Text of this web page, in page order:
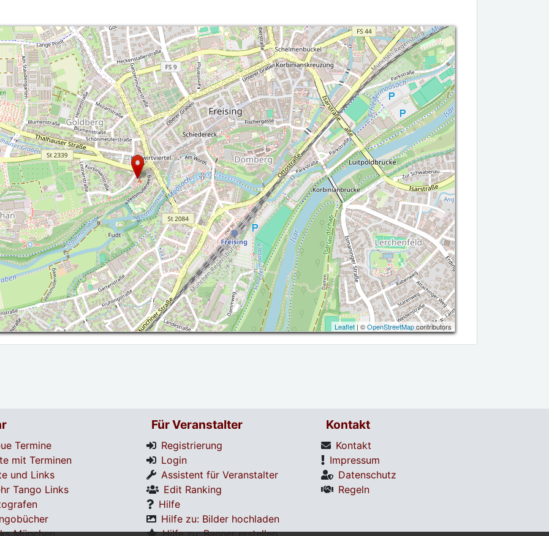
Leaflet| ©OpenStreetMapcontributors
Termine
mit Terminen
und Links
Tango Links
München
Für Veranstalter
Registrierung
Login
Assistent für Veranstalter
Edit Ranking
Hilfe
Hilfe zu: Bilder hochladen
Hilfe zu: Banner erstellen
Kontakt
Kontakt
Impressum
Datenschutz
Regeln